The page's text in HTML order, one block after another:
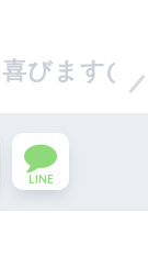
びます(
LINE